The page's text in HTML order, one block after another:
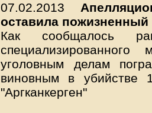
07.02.2013
оставила
Как сообщалось
уголовным делам
виновным в убийстве
"Аргканкерген"